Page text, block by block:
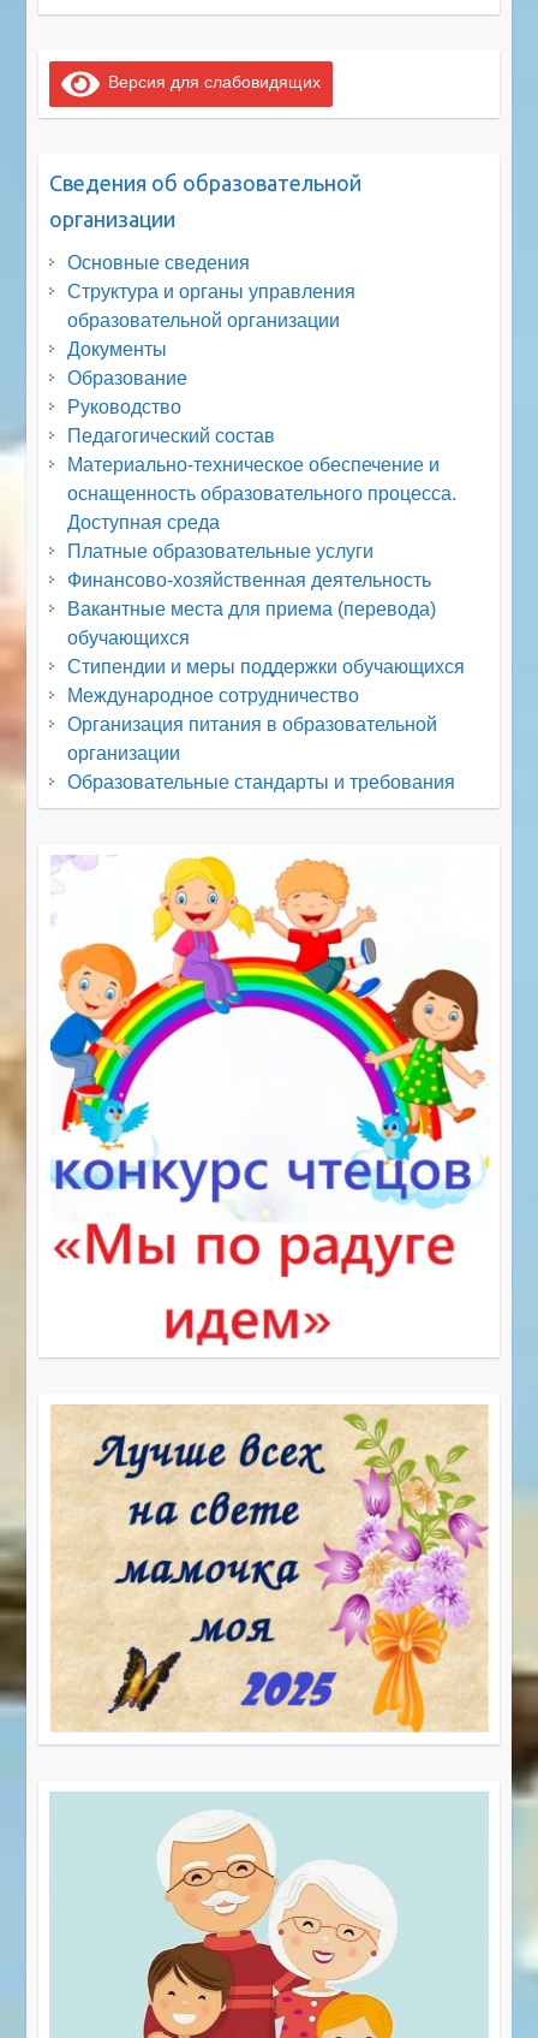
Версия для слабовидящих
Сведения об образовательной
организации
Основные сведения
Структура и органы управления
образовательной организации
Документы
Образование
Руководство
Педагогический состав
Материально-техническое обеспечение и
оснащенность образовательного процесса.
Доступная среда
Платные образовательные услуги
Финансово-хозяйственная деятельность
Вакантные места для приема (перевода)
обучающихся
Стипендии и меры поддержки обучающихся
Международное сотрудничество
Организация питания в образовательной
организации
Образовательные стандарты и требования